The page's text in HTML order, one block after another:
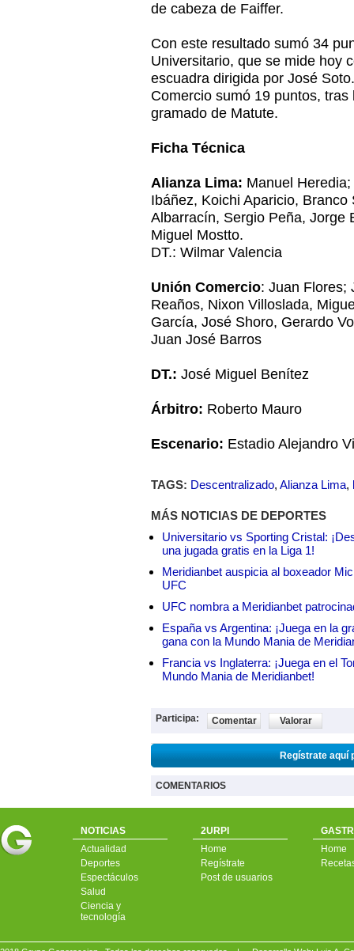
de cabeza de Faiffer.
Con este resultado sumó 34
Universitario, que se mide hoy
escuadra dirigida por José
Comercio sumó 19 puntos,
gramado de Matute.
Ficha Técnica
Alianza Lima: Manuel
Ibáñez, Koichi Aparicio,
Albarracín, Sergio Peña, Jorge
Miguel Mostto.
DT.: Wilmar Valencia
Unión Comercio: Juan Flores;
Reaños, Nixon Villoslada,
García, José Shoro, Gerardo
Juan José Barros
DT.: José Miguel Benítez
Árbitro: Roberto Mauro
Escenario: Estadio Alejandro
TAGS: Descentralizado, Alianza Lima,
MÁS NOTICIAS DE DEPORTES
Universitario vs Sporting Cristal:
una jugada gratis en la Liga 1!
Meridianbet auspicia al boxeador
UFC
UFC nombra a Meridianbet
España vs Argentina: ¡Juega en la
gana con la Mundo Mania de
Francia vs Inglaterra: ¡Juega en el
Mundo Mania de Meridianbet!
Participa: Comentar Valorar
Regístrate aquí
COMENTARIOS
NOTICIAS
Actualidad
Deportes
Espectáculos
Salud
Ciencia y
tecnología
2URPI
Home
Regístrate
Post de usuarios
Home